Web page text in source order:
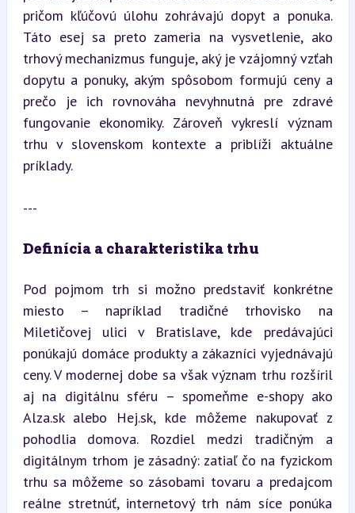
pričom kľúčovú úlohu zohrávajú dopyt a ponuka.
Táto esej sa preto zameria na vysvetlenie, ako
trhový mechanizmus funguje, aký je vzájomný vzťah
dopytu a ponuky, akým spôsobom formujú ceny a
prečo je ich rovnováha nevyhnutná pre zdravé
fungovanie ekonomiky. Zároveň vykreslí význam
trhu v slovenskom kontexte a priblíži aktuálne
príklady.
---
Definícia a charakteristika trhu
Pod pojmom trh si možno predstaviť konkrétne
miesto – napríklad tradičné trhovisko na
Miletičovej ulici v Bratislave, kde predávajúci
ponúkajú domáce produkty a zákazníci vyjednávajú
ceny. V modernej dobe sa však význam trhu rozšíril
aj na digitálnu sféru – spomeňme e-shopy ako
Alza.sk alebo Hej.sk, kde môžeme nakupovať z
pohodlia domova. Rozdiel medzi tradičným a
digitálnym trhom je zásadný: zatiaľ čo na fyzickom
trhu sa môžeme so zásobami tovaru a predajcom
reálne stretnúť, internetový trh nám síce ponúka